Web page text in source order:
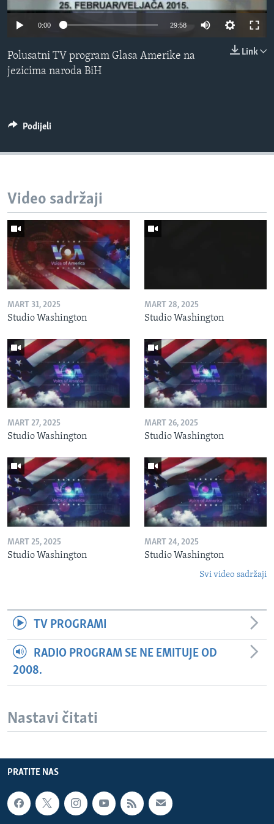
MAGAZIN
O GLASU AMERIKE
Learning English
Jezici
0:00 29:58
Link
Polusatni TV program Glasa Amerike na
jezicima naroda BiH
Podijeli
Video sadržaji
MART 31, 2025
Studio Washington
MART 28, 2025
Studio Washington
MART 27, 2025
Studio Washington
MART 26, 2025
Studio Washington
MART 25, 2025
Studio Washington
MART 24, 2025
Studio Washington
Svi video sadržaji
TV PROGRAMI
RADIO PROGRAM SE NE EMITUJE OD
2008.
Nastavi čitati
PRATITE NAS